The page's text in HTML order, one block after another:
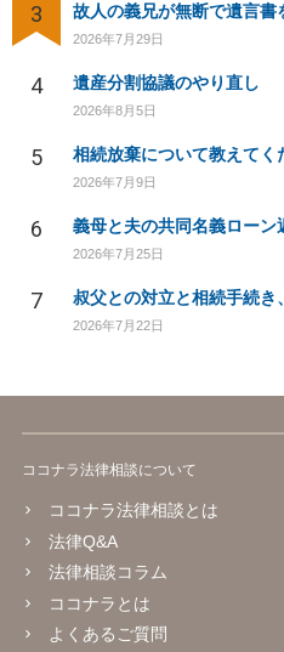
3 故人の義兄が無断で遺言書
2026年7月29日
4 遺産分割協議のやり直し
2026年8月5日
5 相続放棄について教えてく
2026年7月9日
6 義母と夫の共同名義ロー
2026年7月25日
7 叔父との対立と相続手続き
2026年7月22日
ココナラ法律相談について
ココナラ法律相談とは
法律Q&A
法律相談コラム
ココナラとは
よくあるご質問